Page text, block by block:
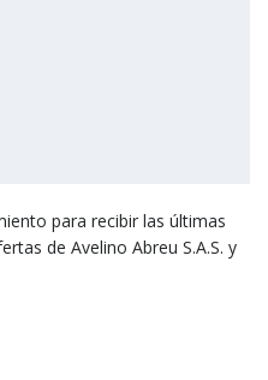
para recibir las últimas
de Avelino Abreu S.A.S. y